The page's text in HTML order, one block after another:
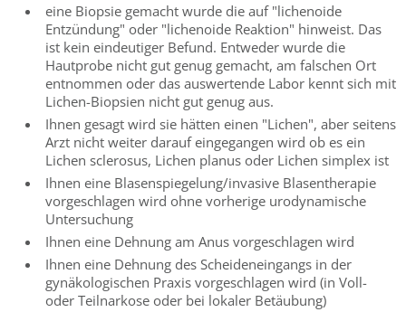
eine Biopsie gemacht wurde die auf "lichenoide
Entzündung" oder "lichenoide Reaktion" hinweist. Das
ist kein eindeutiger Befund. Entweder wurde die
Hautprobe nicht gut genug gemacht, am falschen Ort
entnommen oder das auswertende Labor kennt sich mit
Lichen-Biopsien nicht gut genug aus.
Ihnen gesagt wird sie hätten einen "Lichen", aber seitens
Arzt nicht weiter darauf eingegangen wird ob es ein
Lichen sclerosus, Lichen planus oder Lichen simplex ist
Ihnen eine Blasenspiegelung/invasive Blasentherapie
vorgeschlagen wird ohne vorherige urodynamische
Untersuchung
Ihnen eine Dehnung am Anus vorgeschlagen wird
Ihnen eine Dehnung des Scheideneingangs in der
gynäkologischen Praxis vorgeschlagen wird (in Voll-
oder Teilnarkose oder bei lokaler Betäubung)